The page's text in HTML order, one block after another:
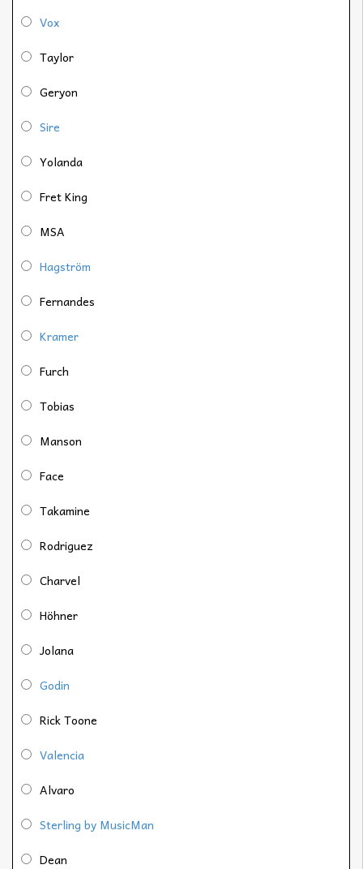
Vox
Taylor
Geryon
Sire
Yolanda
Fret King
MSA
Hagström
Fernandes
Kramer
Furch
Tobias
Manson
Face
Takamine
Rodriguez
Charvel
Höhner
Jolana
Godin
Rick Toone
Valencia
Alvaro
Sterling by MusicMan
Dean